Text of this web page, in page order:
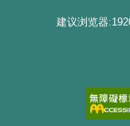
建议浏览器